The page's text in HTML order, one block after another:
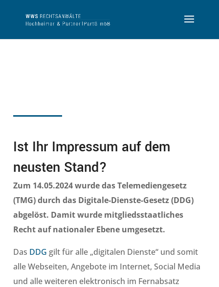
Ist Ihr Impressum auf dem
neusten Stand?
Zum 14.05.2024 wurde das Telemediengesetz
(TMG) durch das Digitale-Dienste-Gesetz (DDG)
abgelöst. Damit wurde mitgliedsstaatliches
Recht auf nationaler Ebene umgesetzt.
Das DDG gilt für alle „digitalen Dienste“ und somit
alle Webseiten, Angebote im Internet, Social Media
und alle weiteren elektronisch im Fernabsatz